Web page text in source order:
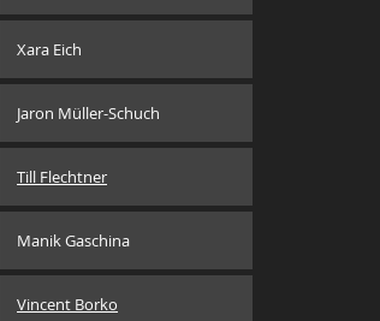
Xara Eich
Jaron Müller-Schuch
Till Flechtner
Manik Gaschina
Vincent Borko